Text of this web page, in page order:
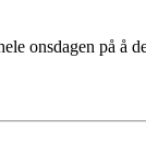
onsdagen på å